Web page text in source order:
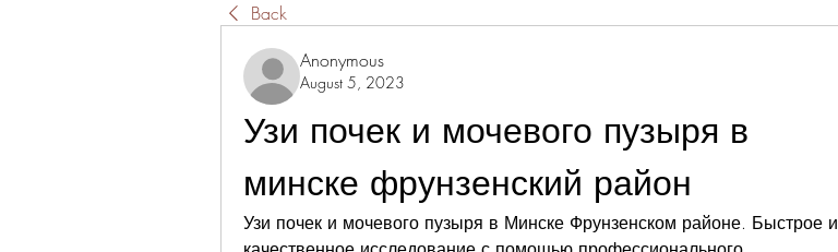
Back
Anonymous
August 5, 2023
Узи почек и мочевого пузыря в
минске фрунзенский район
Узи почек и мочевого пузыря в Минске Фрунзенском районе. Быстрое и